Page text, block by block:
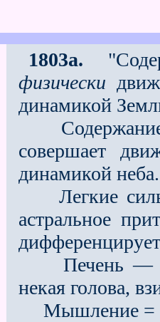
1803a.
физически
динамикой
Содержание
совершает
динамикой неба.
Легкие
астральное
Печень —
некая голова,
Мышление =